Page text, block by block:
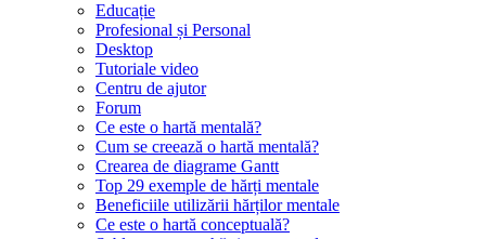
Educație
Profesional și Personal
Desktop
Tutoriale video
Centru de ajutor
Forum
Ce este o hartă mentală?
Cum se creează o hartă mentală?
Crearea de diagrame Gantt
Top 29 exemple de hărți mentale
Beneficiile utilizării hărților mentale
Ce este o hartă conceptuală?